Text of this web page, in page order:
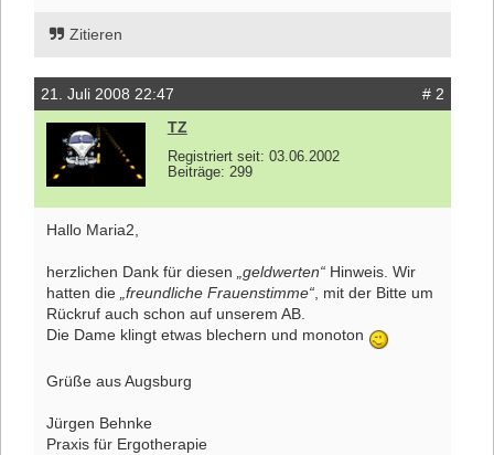
Zitieren
21. Juli 2008 22:47
# 2
TZ
Registriert seit: 03.06.2002
Beiträge: 299
Hallo Maria2,
herzlichen Dank für diesen „geldwerten“Hinweis. Wir
hatten die „freundliche Frauenstimme“, mit der Bitte um
Rückruf auch schon auf unserem AB.
Die Dame klingt etwas blechern und monoton
Grüße aus Augsburg
Jürgen Behnke
Praxis für Ergotherapie